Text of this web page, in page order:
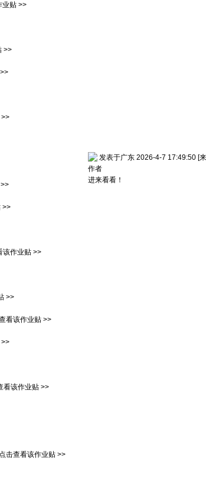
业贴 >>
>>
>>
>>
该作业贴 >>
>>
看该作业贴 >>
>>
看该作业贴 >>
点击查看该作业贴 >>
发表于广东 2026-4-7 17:49:50 [
作者
进来看看！